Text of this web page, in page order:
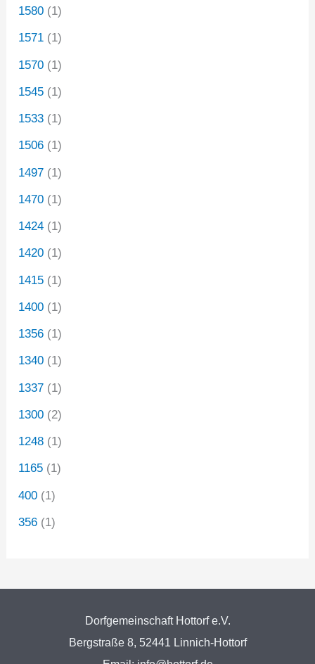
1580 (1)
1571 (1)
1570 (1)
1545 (1)
1533 (1)
1506 (1)
1497 (1)
1470 (1)
1424 (1)
1420 (1)
1415 (1)
1400 (1)
1356 (1)
1340 (1)
1337 (1)
1300 (2)
1248 (1)
1165 (1)
400 (1)
356 (1)
Dorfgemeinschaft Hottorf e.V.
Bergstraße 8, 52441 Linnich-Hottorf